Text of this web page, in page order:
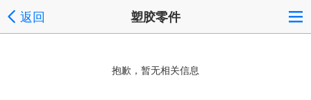
返回 塑胶零件
抱歉，暂无相关信息